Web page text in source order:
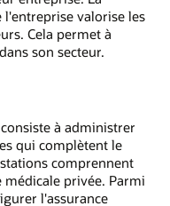
valorise les
Cela permet à
son secteur.
à administrer
qui complètent le
comprennent
privée. Parmi
l'assurance